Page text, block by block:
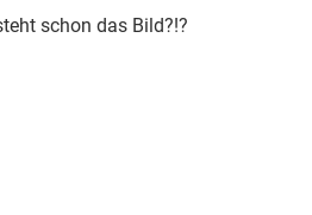
schon das Bild?!?